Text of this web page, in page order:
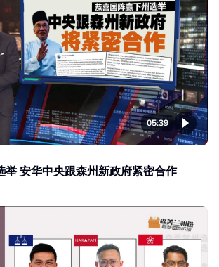
05:39
举 安华中央跟森州新政府紧密合作